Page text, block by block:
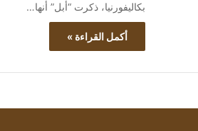
بكاليفورنيا، ذكرت “أبل” أنها…
أكمل القراءة »